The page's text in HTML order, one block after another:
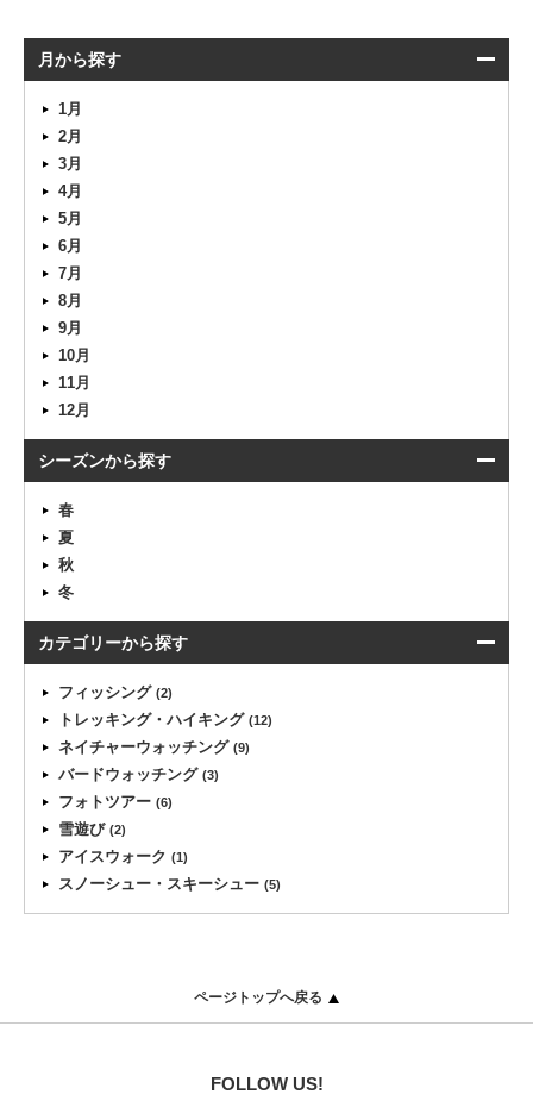
月から探す
1月
2月
3月
4月
5月
6月
7月
8月
9月
10月
11月
12月
シーズンから探す
春
夏
秋
冬
カテゴリーから探す
フィッシング (2)
トレッキング・ハイキング (12)
ネイチャーウォッチング (9)
バードウォッチング (3)
フォトツアー (6)
雪遊び (2)
アイスウォーク (1)
スノーシュー・スキーシュー (5)
ページトップへ戻る
FOLLOW US!